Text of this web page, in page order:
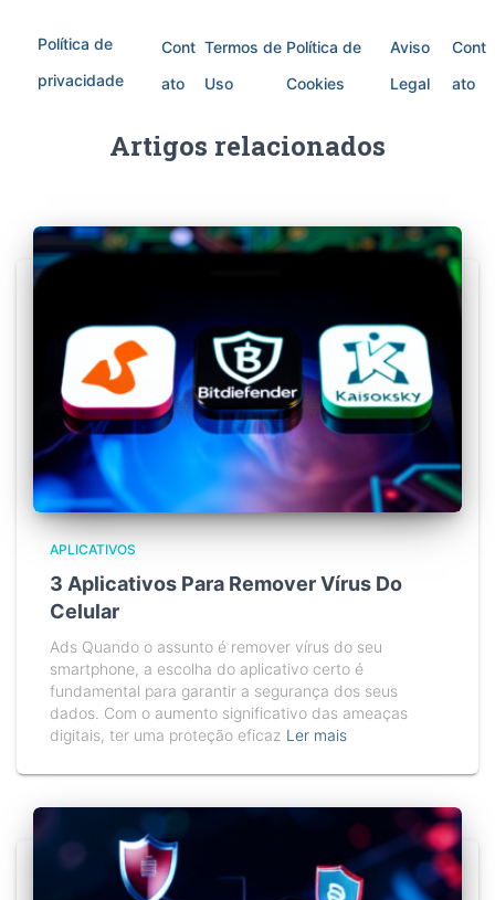
Política de
privacidade
Cont
ato
Termos de
Uso
Política de
Cookies
Aviso
Legal
Cont
ato
Artigos relacionados
APLICATIVOS
3 Aplicativos Para Remover Vírus Do
Celular
Ads Quando o assunto é remover vírus do seu
smartphone, a escolha do aplicativo certo é
fundamental para garantir a segurança dos seus
dados. Com o aumento significativo das ameaças
digitais, ter uma proteção eficaz Ler mais